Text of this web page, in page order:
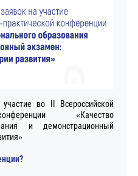
во II Всероссийской
«Качество
и демонстрационный